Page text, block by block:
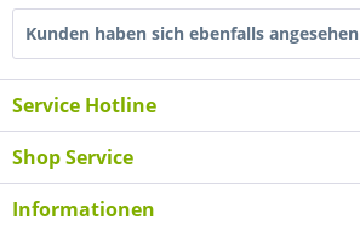
Kunden haben sich ebenfalls angesehen
Service Hotline
Shop Service
Informationen